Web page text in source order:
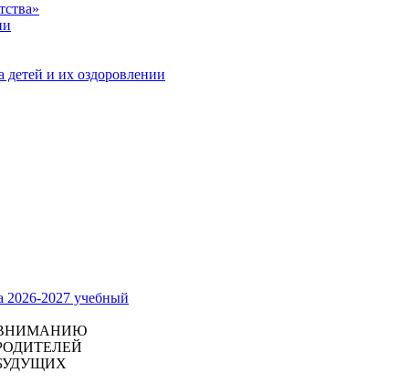
детей и их оздоровлении
2026-2027 учебный